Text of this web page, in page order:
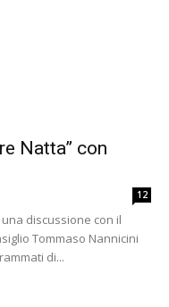
Natta” con
12
discussione con il
Tommaso Nannicini
di...